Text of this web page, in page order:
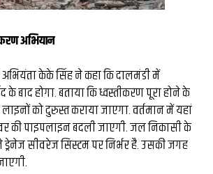
अभियान
अभियंता केके सिंह ने कहा कि दालमंडी में
बाद होगा. बताया कि ध्वस्तीकरण पूरा होने के
को दुरुस्त कराया जाएगा. वर्तमान में यहां
की पाइपलाइन बदली जाएगी. जल निकासी के
सीवरेज सिस्टम पर निर्भर है. उसकी जगह